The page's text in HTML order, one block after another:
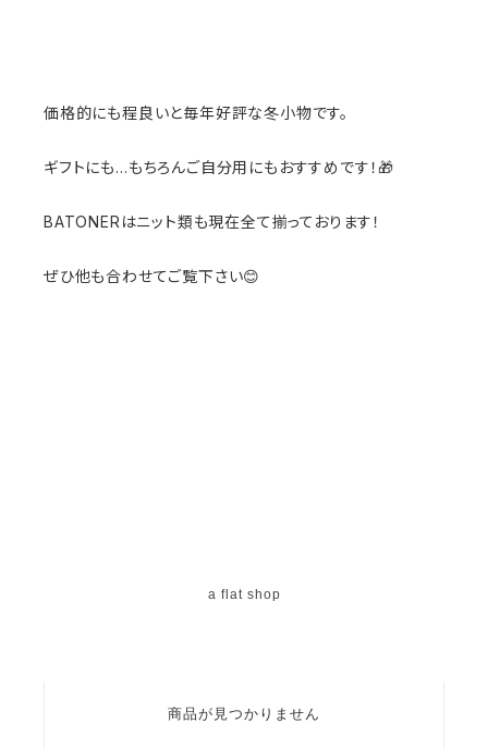
価格的にも程良いと毎年好評な冬小物です。
ギフトにも…もちろんご自分用にもおすすめです！🎁
BATONERはニット類も現在全て揃っております！
ぜひ他も合わせてご覧下さい😊